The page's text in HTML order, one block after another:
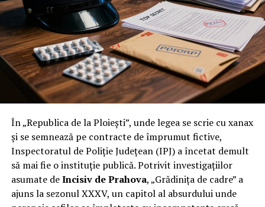
În „Republica de la Ploiești”, unde legea se scrie cu xanax
și se semnează pe contracte de împrumut fictive,
Inspectoratul de Poliție Județean (IPJ) a încetat demult
să mai fie o instituție publică. Potrivit investigațiilor
asumate deIncisiv de Prahova, „Grădinița de cadre” a
ajuns la sezonul XXXV, un capitol al absurdului unde